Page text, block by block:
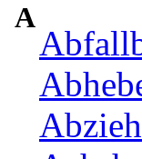
A